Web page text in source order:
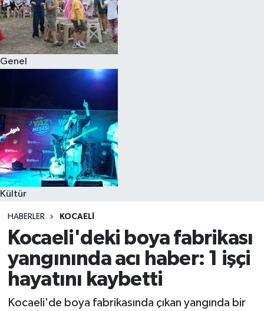
Genel
Kültür
HABERLER KOCAELI
Kocaeli'deki boya fabrikası
yangınında acı haber: 1 işçi
hayatını kaybetti
Kocaeli'de boya fabrikasında çıkan yangında bir